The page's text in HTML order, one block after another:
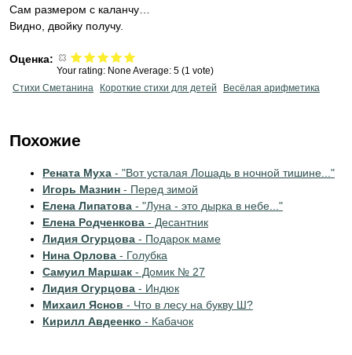
Сам размером с каланчу…
Видно, двойку получу.
Оценка:
Your rating: None Average: 5 (1 vote)
Стихи Сметанина
Короткие стихи для детей Весёлая арифметика
Похожие
Рената Муха - "Вот усталая Лошадь в ночной тишине..."
Игорь Мазнин - Перед зимой
Елена Липатова - "Луна - это дырка в небе..."
Елена Родченкова - Десантник
Лидия Огурцова - Подарок маме
Нина Орлова - Голубка
Самуил Маршак - Домик № 27
Лидия Огурцова - Индюк
Михаил Яснов - Что в лесу на букву Ш?
Кирилл Авдеенко - Кабачок